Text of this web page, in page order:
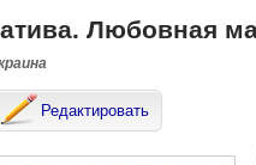
Любовная
Редактировать